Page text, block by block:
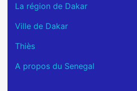
La région de Dakar
Ville de Dakar
Thiès
A propos du Senegal